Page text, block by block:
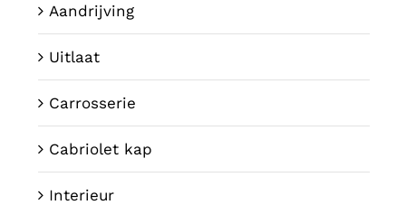
Aandrijving
Uitlaat
Carrosserie
Cabriolet kap
Interieur